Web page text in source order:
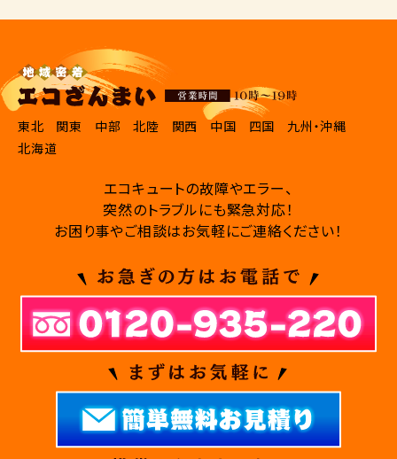
東北 関東 中部 北陸 関西 中国 四国
九州・沖縄
北海道
エコキュートの故障やエラー、
突然のトラブルにも緊急対応！
お困り事やご相談はお気軽にご連絡ください！